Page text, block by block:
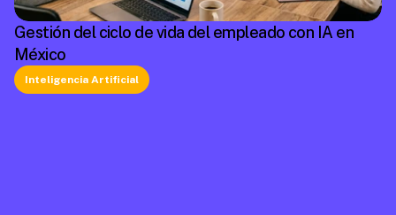
Gestión del ciclo de vida del empleado con IA en
México
Inteligencia Artificial